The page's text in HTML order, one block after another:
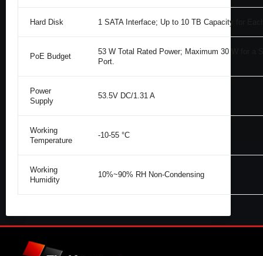
Hard Disk 1 SATA Interface; Up to 10 TB Capacity for
PoE Budget
53 W Total Rated Power; Maximum 30 W for a
Port.
Power
Supply
53.5V DC/1.31 A
Working
Temperature
-10-55 °C
Working
Humidity
10%~90% RH Non-Condensing